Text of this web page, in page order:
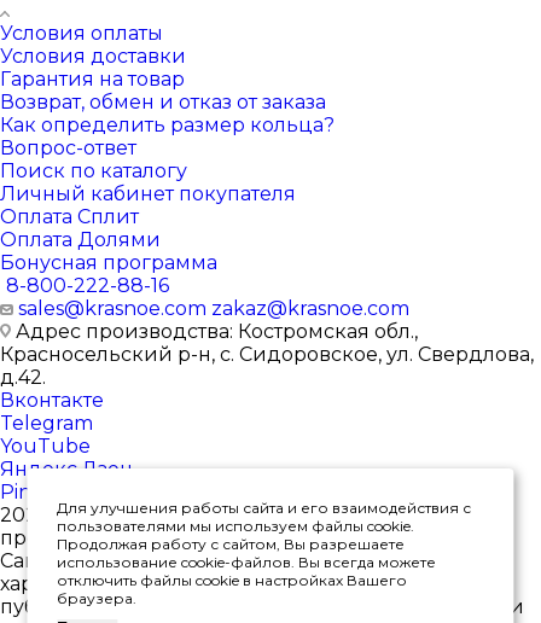
Условия оплаты
Условия доставки
Гарантия на товар
Возврат, обмен и отказ от заказа
Как определить размер кольца?
Вопрос-ответ
Поиск по каталогу
Личный кабинет покупателя
Оплата Сплит
Оплата Долями
Бонусная программа
8-800-222-88-16
sales@krasnoe.com zakaz@krasnoe.com
Адрес производства: Костромская обл.,
Красносельский р-н, с. Сидоровское, ул. Свердлова,
д.42.
Вконтакте
Telegram
YouTube
Яндекс.Дзен
Pinterest
2026 © Интернет-магазин ювелирных изделий от
производителя
Сайт носит исключительно информационный
характер, и ни при каких условиях не является
публичной офертой, определяемой положениями
Для улучшения работы сайта и его взаимодействия с
пользователями мы используем файлы cookie.
Продолжая работу с сайтом, Вы разрешаете
использование cookie-файлов. Вы всегда можете
отключить файлы cookie в настройках Вашего
браузера.